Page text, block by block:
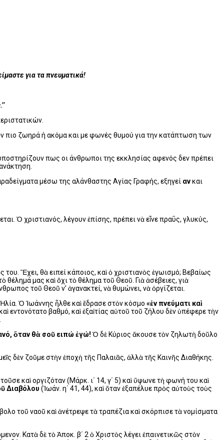
για τα πνευματικά!
πιο ζωηρά ή ακόμα και με φωνές θυμού για την κατάπτωση των
υποστηρίζουν πως οι άνθρωποι της εκκλησίας αφενός δεν πρέπει
μέσω της αλάνθαστης Αγίας Γραφής, εξηγεί ανκαι
Ὁ χριστιανός, λέγουν ἐπίσης, πρέπει νὰ εἶνε πραΰς, γλυκύς,
Ἔχει, θὰ ειπεί κάποιος, καὶ ὁ χριστιανὸς ἐγωισμό; Bεβαίως
θέλημά μας καὶ ὄχι τὸ θέλημα τοῦ Θεοῦ. Γιὰ ἀσέβειες, γιὰ
τοῦ Θεοῦ ν’ ἀγανακτεί, νὰ θυμώνει, νὰ ὀργίζεται.
Ὁ Ἰωάννης ἦλθε καὶ ἔδρασε στὸν κόσμο «ἐν πνεύματι καὶ
εντονότατο βαθμό, καὶ ἐξαἰτίας αὐτοῦ τοῦ ζήλου δὲν ὑπέφερε τὴν
ὅταν θὰ σοῦ ειπώ ἐγώ! Ὁ δὲ Kύριος ἄκουσε τὸν ζηλωτὴ δοῦλο
δὲν ζοῦμε στὴν ἐποχὴ τῆς Παλαιᾶς, ἀλλὰ τῆς Kαινῆς Διαθήκης.
καὶ οργιζόταν (Mάρκ. ι΄ 14, γ΄ 5) καὶ ὕψωνε τὴ φωνή του καὶ
Διαβόλου (Ἰωάν. η΄ 41, 44), καὶ ὅταν ἐξαπέλυε πρὸς αὐτοὺς τοὺς
τοῦ ναοῦ καὶ ἀνέτρεψε τὰ τραπέζια καὶ σκόρπισε τὰ νομίσματα
Kατὰ δὲ τὸ Ἀποκ. β΄ 2 ὁ Xριστὸς λέγει ἐπαινετικῶς στὸν